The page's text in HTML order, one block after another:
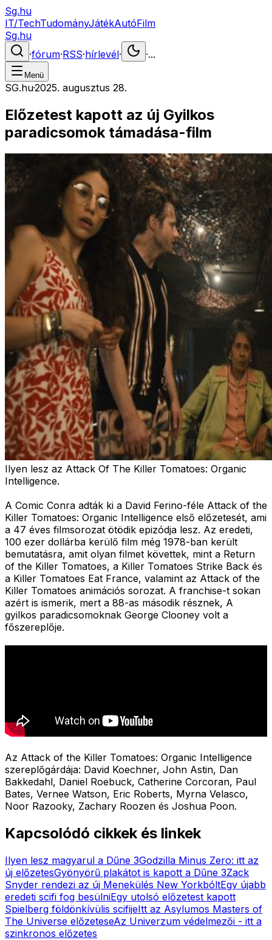
Sg.hu
IT/TechTudományJátékAutóFilm
Sg.hu
·fórum·RSS·hírlevél· ·...
Menü
SG.hu·2025. augusztus 28.
Előzetest kapott az új Gyilkos
paradicsomok támadása-film
Ilyen lesz az Attack Of The Killer Tomatoes: Organic
Intelligence.
A Comic Conra adták ki a David Ferino-féle Attack of the
Killer Tomatoes: Organic Intelligence első előzetesét, ami
a 47 éves filmsorozat ötödik epizódja lesz. Az eredeti,
100 ezer dollárba kerülő film még 1978-ban került
bemutatásra, amit olyan filmet követtek, mint a Return
of the Killer Tomatoes, a Killer Tomatoes Strike Back és
a Killer Tomatoes Eat France, valamint az Attack of the
Killer Tomatoes animációs sorozat. A franchise-t sokan
azért is ismerik, mert a 88-as második résznek, A
gyilkos paradicsomoknak George Clooney volt a
főszereplője.
Az Attack of the Killer Tomatoes: Organic Intelligence
szereplőgárdája: David Koechner, John Astin, Dan
Bakkedahl, Daniel Roebuck, Catherine Corcoran, Paul
Bates, Vernee Watson, Eric Roberts, Myrna Velasco,
Noor Razooky, Zachary Roozen és Joshua Poon.
Kapcsolódó cikkek és linkek
Ilyen lesz magyarul a Dűne 3Godzilla Minus Zero: itt az
új előzetesGyönyörű plakátot is kapott a Dűne 3Zack
Snyder rendezi az új Menekülés New YorkbóltEgy újabb
eredeti scifi fog besülniEgy utolsó előzetest kapott
Spielberg földönkívülis scifijeItt az Asylumos Masters of
The Universe előzeteseAz Univerzum védelmezői - itt a
szinkronos előzetes